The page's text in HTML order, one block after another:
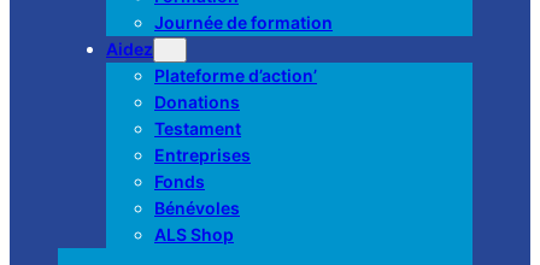
Journée de formation
Aidez
Plateforme d’action’
Donations
Testament
Entreprises
Fonds
Bénévoles
ALS Shop